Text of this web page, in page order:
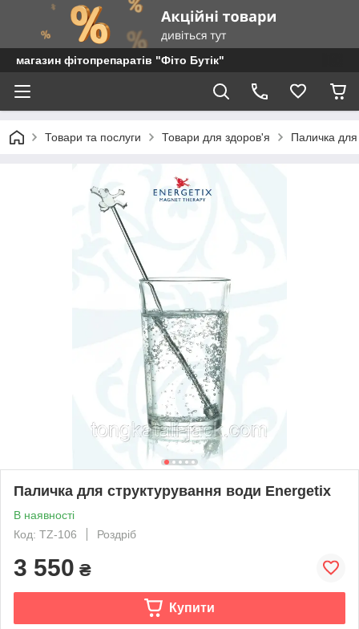
магазин фітопрепаратів "Фіто Бутік"
Товари та послуги Товари для здоров'я Паличка
Паличка для структурування води Energetix
В наявності
Код: TZ-106
Роздріб
3 550 ₴
Купити